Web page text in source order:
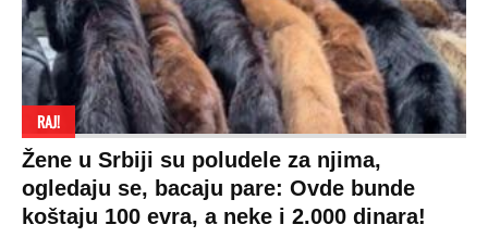
Kultura
Makedonija
Auto
Politika privatnosti
Privacy policy
Terms of service
Prijatelji sajta